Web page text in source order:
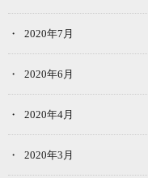
2020年7月
2020年6月
2020年4月
2020年3月